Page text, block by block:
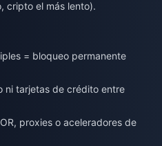
cripto el más lento).
= bloqueo permanente
ni tarjetas de crédito entre
proxies o aceleradores de